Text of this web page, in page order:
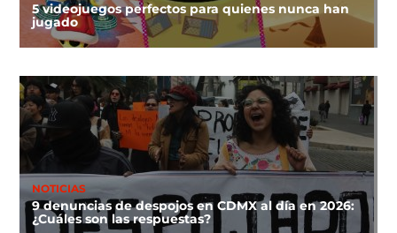
5 videojuegos perfectos para quienes nunca han
jugado
NOTICIAS
9 denuncias de despojos en CDMX al día en 2026:
¿Cuáles son las respuestas?